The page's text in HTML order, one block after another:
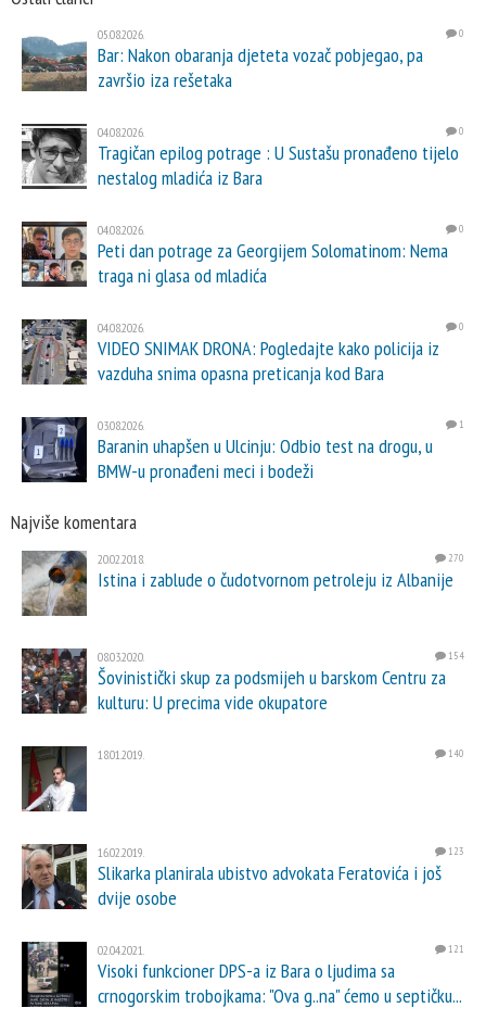
05.08.2026. 0
Bar: Nakon obaranja djeteta vozač pobjegao, pa
završio iza rešetaka
04.08.2026. 0
Tragičan epilog potrage : U Sustašu pronađeno tijelo
nestalog mladića iz Bara
04.08.2026. 0
Peti dan potrage za Georgijem Solomatinom: Nema
traga ni glasa od mladića
04.08.2026. 0
VIDEO SNIMAK DRONA: Pogledajte kako policija iz
vazduha snima opasna preticanja kod Bara
03.08.2026. 1
Baranin uhapšen u Ulcinju: Odbio test na drogu, u
BMW-u pronađeni meci i bodeži
Najviše komentara
20.02.2018. 270
Istina i zablude o čudotvornom petroleju iz Albanije
08.03.2020. 154
Šovinistički skup za podsmijeh u barskom Centru za
kulturu: U precima vide okupatore
18.01.2019. 140
16.02.2019. 123
Slikarka planirala ubistvo advokata Feratovića i još
dvije osobe
02.04.2021. 121
Visoki funkcioner DPS-a iz Bara o ljudima sa
crnogorskim trobojkama: "Ova g..na" ćemo u septičku...